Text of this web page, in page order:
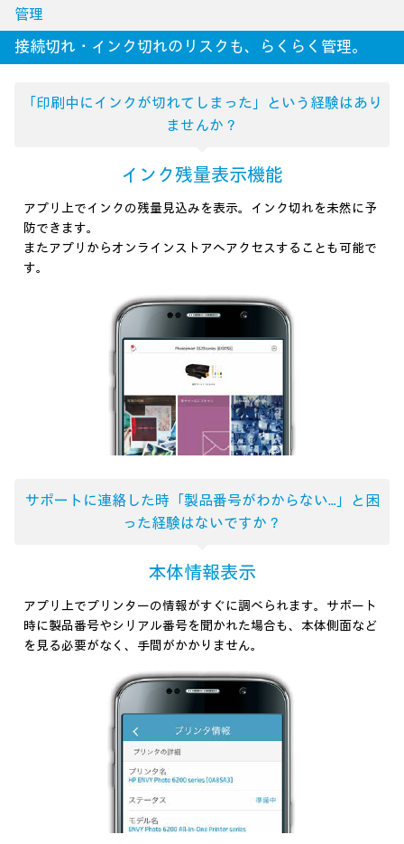
管理
接続切れ・インク切れのリスクも、らくらく管理。
「印刷中にインクが切れてしまった」
という経験はあり
ませんか？
インク残量表示機能
アプリ上でインクの残量見込みを表示。インク切れを未然に予
防できます。
またアプリからオンラインストアへアクセスすることも可能で
す。
サポートに連絡した時「製品番号がわからない…」と 困
った経験はないですか？
本体情報表示
アプリ上でプリンターの情報がすぐに調べられます。サポート
時に製品番号やシリアル番号を聞かれた場合も、本体側面など
を見る必要がなく、手間がかかりません。